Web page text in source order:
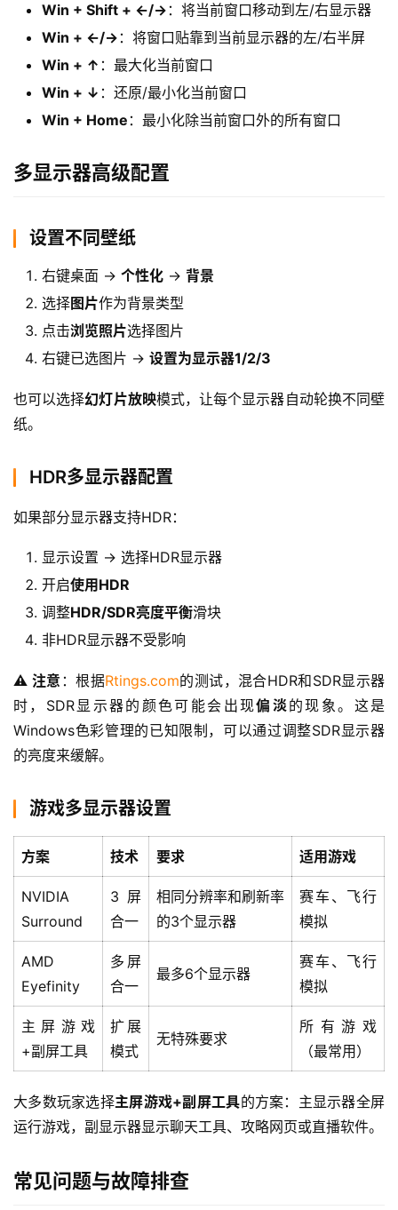
院 Win + Shift + ←/→ ：将当前窗口移动到左/右显示器
Win + ←/→ ：将窗口贴靠到当前显示器的左/右半屏
Win + ↑ ：最大化当前窗口
Win + ↓ ：还原/最小化当前窗口
Win + Home ：最小化除当前窗口外的所有窗口
多显示器高级配置
设置不同壁纸
右键桌面 → 个性化 → 背景
选择图片作为背景类型
点击浏览照片选择图片
右键已选图片 → 设置为显示器1/2/3
也可以选择幻灯片放映模式，让每个显示器自动轮换不同壁
纸。
HDR多显示器配置
如果部分显示器支持HDR：
显示设置 → 选择HDR显示器
开启使用HDR
调整HDR/SDR亮度平衡滑块
非HDR显示器不受影响
⚠️ 注意 ：根据Rtings.com的测试，混合HDR和SDR显示器
时，SDR显示器的颜色可能会出现偏淡的现象。这是
Windows色彩管理的已知限制，可以通过调整SDR显示器
的亮度来缓解。
游戏多显示器设置
方案 技术 要求 适用游戏
NVIDIA
Surround
3屏
合一
相同分辨率和刷新率
的3个显示器
赛车、飞行
模拟
AMD
Eyefinity
多屏
合一
最多6个显示器
赛车、飞行
模拟
主屏游戏
+副屏工具
扩展
模式
无特殊要求
所有游戏
（最常用）
大多数玩家选择主屏游戏+副屏工具的方案：主显示器全屏
运行游戏，副显示器显示聊天工具、攻略网页或直播软件。
常见问题与故障排查